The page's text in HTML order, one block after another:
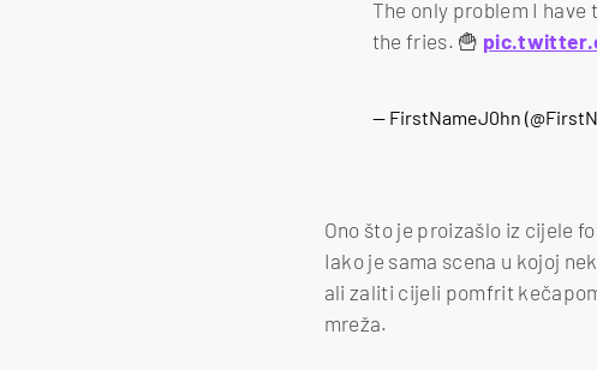
The only problem I
the fries. 🍟
— FirstNameJ0hn
Ono što je proizašlo iz cijele
Iako je sama scena u kojoj
ali zaliti cijeli pomfrit
mreža.